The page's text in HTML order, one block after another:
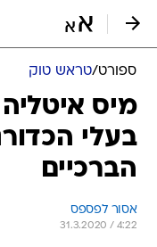
ספורט/טראש טוק
מיס
בעלי
הברכיים
אסור לפספס
31.3.2020 / 4:22